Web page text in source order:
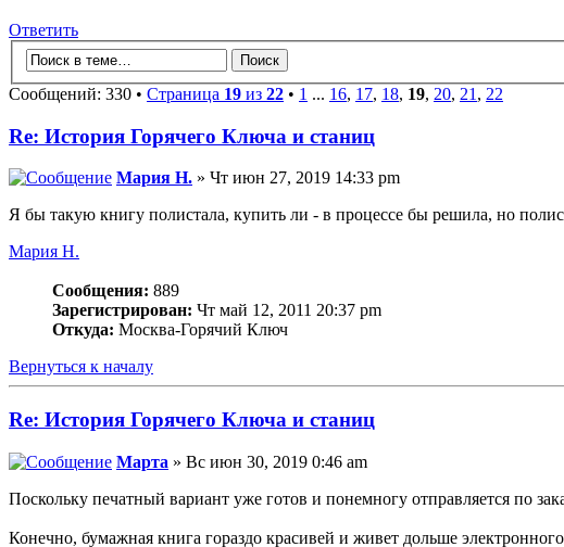
Ответить
Сообщений: 330 • Страница 19 из 22 • 1 ... 16, 17, 18, 19, 20, 21 , 22
Re: История Горячего Ключа и станиц
Мария Н. » Чт июн 27, 2019 14:33 pm
Я бы такую книгу полистала, купить ли - в процессе бы решила, но
Мария Н.
Сообщения: 889
Зарегистрирован: Чт май 12, 2011 20:37 pm
Откуда: Москва-Горячий Ключ
Вернуться к началу
Re: История Горячего Ключа и станиц
Марта » Вс июн 30, 2019 0:46 am
Поскольку печатный вариант уже готов и понемногу отправляется по
Конечно, бумажная книга гораздо красивей и живет дольше